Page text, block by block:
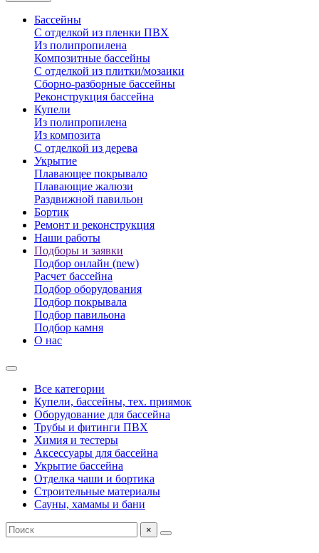
Бассейны
С отделкой из пленки ПВХ
Из полипропилена
Композитные бассейны
С отделкой из плитки/мозаики
Сборно-разборные бассейны
Реконструкция бассейна
Купели
Из полипропилена
Из композита
С отделкой из дерева
Укрытие
Плавающее покрывало
Плавающие жалюзи
Раздвижной павильон
Бортик
Ремонт и реконструкция
Наши работы
Подборы и заявки
Подбор онлайн (new)
Расчет бассейна
Подбор оборудования
Подбор покрывала
Подбор павильона
Подбор камня
О нас
Все категории
Купели, бассейны, тех. приямок
Оборудование для бассейна
Трубы и фитинги ПВХ
Химия и тестеры
Аксессуары для бассейна
Укрытие бассейна
Отделка чаши и бортика
Строительные материалы
Сауны, хамамы и бани
×